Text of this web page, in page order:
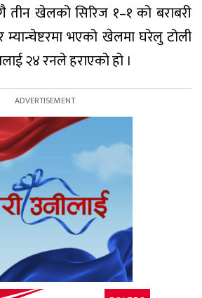
तीन खेलको सिरिज १–१ को बराबरी
भएको खेलमा घरेलु टोली
२४ रनले हराएको हो ।